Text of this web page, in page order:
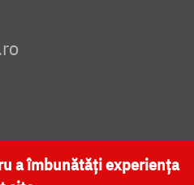
CATEDRALA NAȚIONALĂ
a îmbunătăți experiența